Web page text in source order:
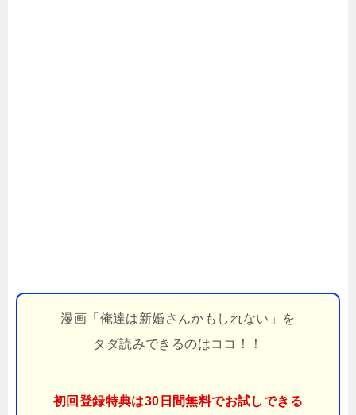
漫画「俺達は新婚さんかもしれない」を
タダ読みできるのはココ！！
初回登録特典は30日間無料でお試しできる